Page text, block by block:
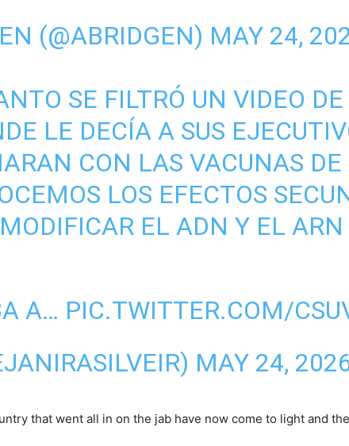
(@ABRIDGEN) MAY 24,
SE FILTRÓ UN VIDEO
LE DECÍA A SUS
CON LAS VACUNAS
LOS EFECTOS
EL ADN Y EL
A… PIC.TWITTER.COM/
MAY 24,
that went all in on the jab have now come to light and